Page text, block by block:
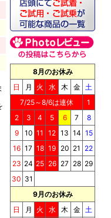
8月のお休み
日
月 火 水 木 金 土
7/25～8/6は連休
1
2
3 4 5 6 7
8
9
10 11 12 13 14 15
16 17 18 19 20 21
22
23 24 25 26 27 28 29
30 31
9月のお休み
日
月 火 水 木 金 土
《キッチンドッグ！》ブ
リス（至福のケーキ）
《キッチンドッグ！》シ
ョコラッティ（至福のケ
ーキ）